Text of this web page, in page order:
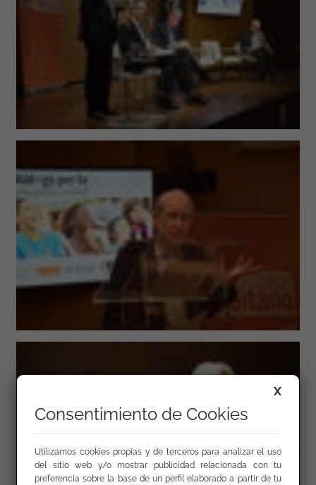
X
Consentimiento de Cookies
Utilizamos cookies propias y de terceros para analizar el uso
del sitio web y/o mostrar publicidad relacionada con tu
preferencia sobre la base de un perfil elaborado a partir de tu